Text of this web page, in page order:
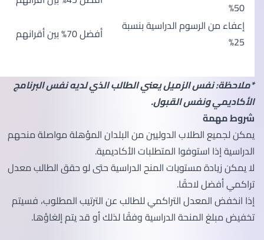
50%
إعفاء من الرسوم الدراسية بنسبة
25%
أفضل 70% بين أقرانهم
*ملاحظة: نفس الزميل يعني الطالب الذي لديه نفس البرنامج
الأكاديمي ونفس القبول.
شروط مهمة
يمكن لجميع الطلاب الدوليين من البلدان المؤهلة مواصلة منحهم
الدراسية إذا استوفوا المتطلبات الأكاديمية.
لا يمكن زيادة مستويات المنح الدراسية حتى لو حقق الطالب معدل
تراكمي أفضل لاحقًا.
إذا انخفض المعدل التراكمي للطالب عن الترتيب المطلوب، فسيتم
تخفيض مبلغ المنحة الدراسية وفقًا لذلك أو قد يتم إلغاؤها.